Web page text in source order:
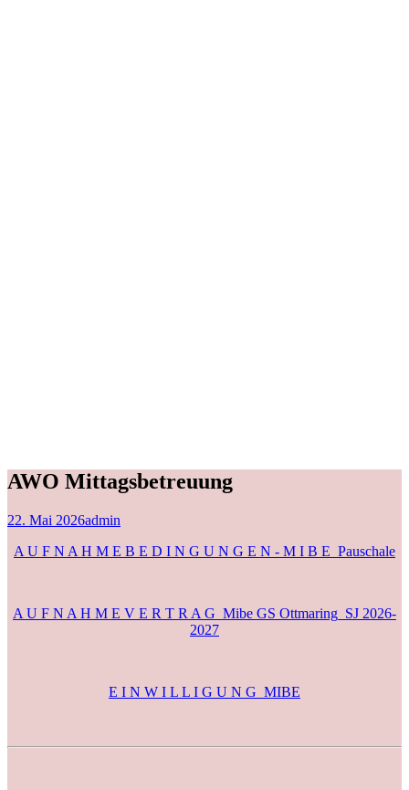
AWO Mittagsbetreuung
22. Mai 2026admin
A U F N A H M E B E D I N G U N G E N - M I B E_Pauschale
A U F N A H M E V E R T R A G_Mibe GS Ottmaring_SJ 2026-
2027
E I N W I L L I G U N G_MIBE